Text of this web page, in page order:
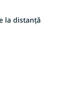
la distanță